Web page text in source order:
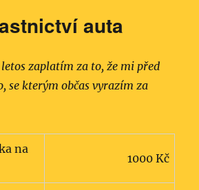
auta
zaplatím za to, že mi před
se kterým občas vyrazím za
na
1000 Kč